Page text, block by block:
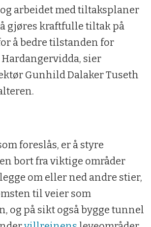
arbeidet med tiltaksplaner
gjøres kraftfulle tiltak på
å bedre tilstanden for
sier
Gunhild Dalaker Tuseth
foreslås, er å styre
bort fra viktige områder
om eller ned andre stier,
til veier som
og på sikt også bygge tunnel